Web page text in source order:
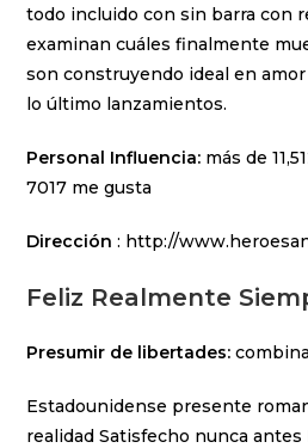
todo incluido con sin barra con
examinan cuáles finalmente
son construyendo ideal en
lo último lanzamientos.
Personal Influencia: más de
7017 me gusta
Dirección: http://
Feliz Realmente
Presumir de libertades:
Estadounidense presente
realidad Satisfecho nunca